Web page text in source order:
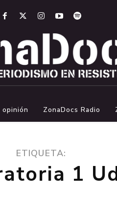
opinión ZonaDocs Radio
ETIQUETA:
1